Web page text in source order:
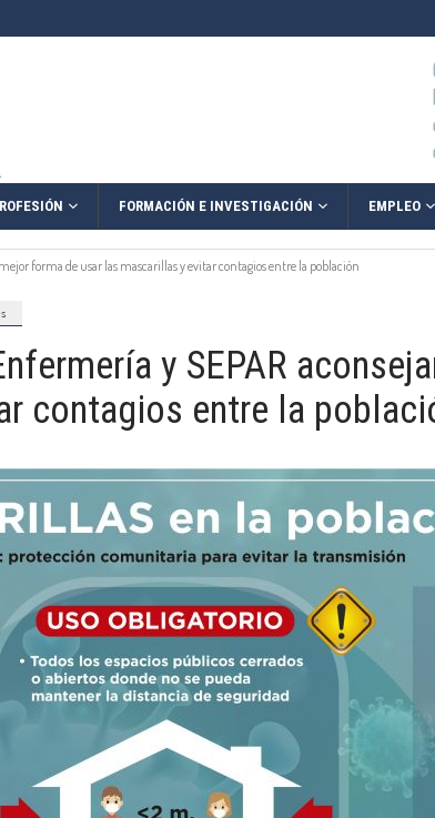
FORMACIÓN E INVESTIGACIÓN EMPLEO
forma de usar las mascarillas y evitar contagios entre la población
y SEPAR
contagios entre la